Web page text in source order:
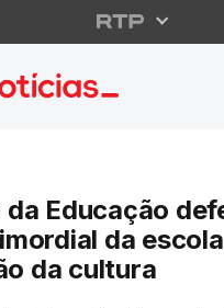
da
Educação
da
da cultura